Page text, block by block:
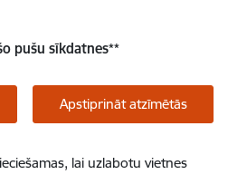
pušu sīkdatnes**
Apstiprināt atzīmētās
lai uzlabotu vietnes